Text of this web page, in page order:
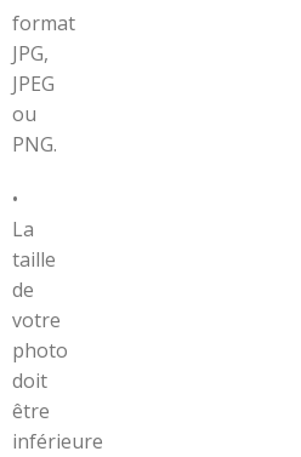
format
JPG,
JPEG
ou
PNG.
•
La
taille
de
votre
photo
doit
être
inférieure